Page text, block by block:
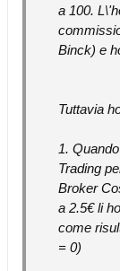
a 100.
Binck) e
Tuttavia
1.
Trading
Broker
a 2.5€ li
come
= 0)